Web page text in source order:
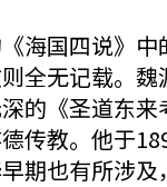
海国四说》
全无记载。
的《圣道东
传教。他于
期也有所涉及